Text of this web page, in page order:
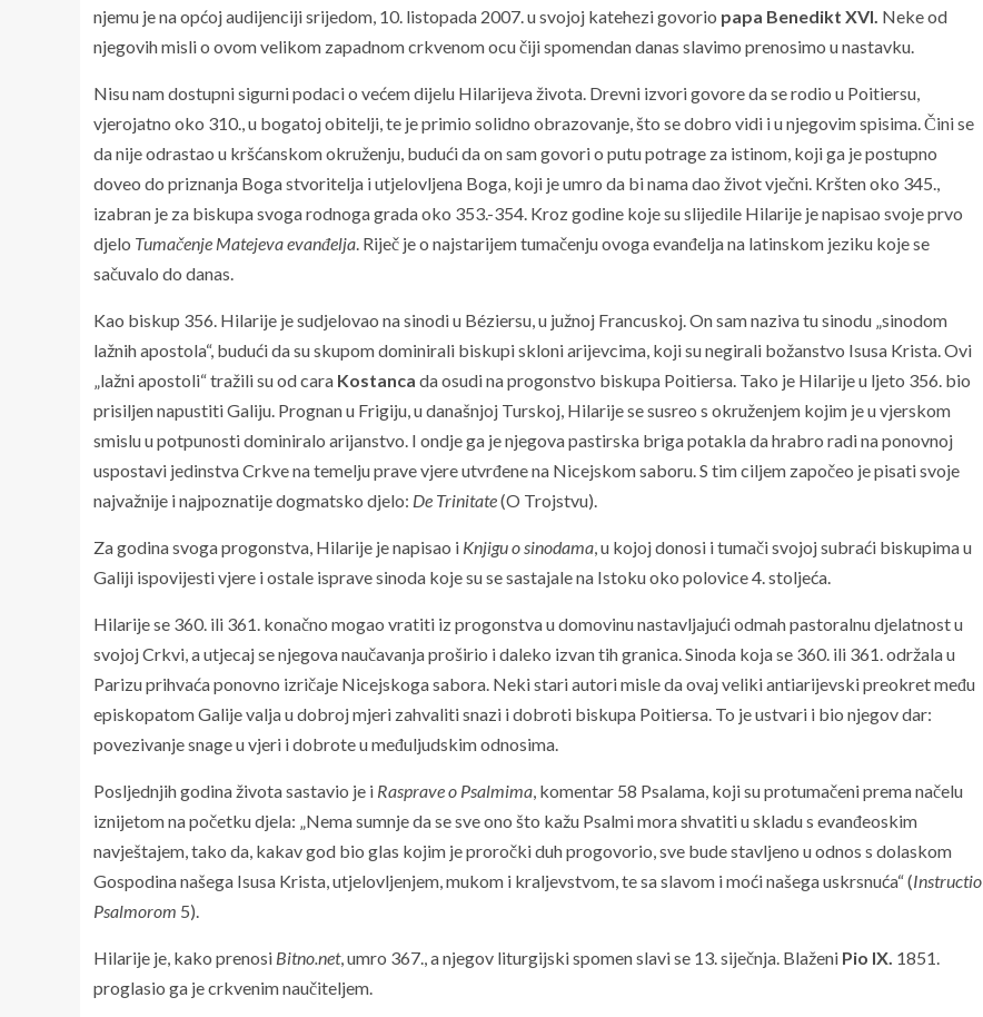
njemu je na općoj audijenciji srijedom, 10. listopada 2007. u svojoj katehezi govorio papa Benedikt XVI. Neke od
njegovih misli o ovom velikom zapadnom crkvenom ocu čiji spomendan danas slavimo prenosimo u nastavku.
Nisu nam dostupni sigurni podaci o većem dijelu Hilarijeva života. Drevni izvori govore da se rodio u Poitiersu,
vjerojatno oko 310., u bogatoj obitelji, te je primio solidno obrazovanje, što se dobro vidi i u njegovim spisima. Čini se
da nije odrastao u kršćanskom okruženju, budući da on sam govori o putu potrage za istinom, koji ga je postupno
doveo do priznanja Boga stvoritelja i utjelovljena Boga, koji je umro da bi nama dao život vječni. Kršten oko 345.,
izabran je za biskupa svoga rodnoga grada oko 353.-354. Kroz godine koje su slijedile Hilarije je napisao svoje prvo
djelo Tumačenje Matejeva evanđelja . Riječ je o najstarijem tumačenju ovoga evanđelja na latinskom jeziku koje se
sačuvalo do danas.
Kao biskup 356. Hilarije je sudjelovao na sinodi u Béziersu, u južnoj Francuskoj. On sam naziva tu sinodu „sinodom
lažnih apostola“, budući da su skupom dominirali biskupi skloni arijevcima, koji su negirali božanstvo Isusa Krista. Ovi
„lažni apostoli“ tražili su od cara Kostanca da osudi na progonstvo biskupa Poitiersa. Tako je Hilarije u ljeto 356. bio
prisiljen napustiti Galiju. Prognan u Frigiju, u današnjoj Turskoj, Hilarije se susreo s okruženjem kojim je u vjerskom
smislu u potpunosti dominiralo arijanstvo. I ondje ga je njegova pastirska briga potakla da hrabro radi na ponovnoj
uspostavi jedinstva Crkve na temelju prave vjere utvrđene na Nicejskom saboru. S tim ciljem započeo je pisati svoje
najvažnije i najpoznatije dogmatsko djelo: De Trinitate(O Trojstvu).
Za godina svoga progonstva, Hilarije je napisao i Knjigu o sinodama , u kojoj donosi i tumači svojoj subraći biskupima u
Galiji ispovijesti vjere i ostale isprave sinoda koje su se sastajale na Istoku oko polovice 4. stoljeća.
Hilarije se 360. ili 361. konačno mogao vratiti iz progonstva u domovinu nastavljajući odmah pastoralnu djelatnost u
svojoj Crkvi, a utjecaj se njegova naučavanja proširio i daleko izvan tih granica. Sinoda koja se 360. ili 361. održala u
Parizu prihvaća ponovno izričaje Nicejskoga sabora. Neki stari autori misle da ovaj veliki antiarijevski preokret među
episkopatom Galije valja u dobroj mjeri zahvaliti snazi i dobroti biskupa Poitiersa. To je ustvari i bio njegov dar:
povezivanje snage u vjeri i dobrote u međuljudskim odnosima.
Posljednjih godina života sastavio je i Rasprave o Psalmima , komentar 58 Psalama, koji su protumačeni prema načelu
iznijetom na početku djela: „Nema sumnje da se sve ono što kažu Psalmi mora shvatiti u skladu s evanđeoskim
navještajem, tako da, kakav god bio glas kojim je proročki duh progovorio, sve bude stavljeno u odnos s dolaskom
Gospodina našega Isusa Krista, utjelovljenjem, mukom i kraljevstvom, te sa slavom i moći našega uskrsnuća“ (Instructio
Psalmorom 5).
Hilarije je, kako prenosi Bitno.net, umro 367., a njegov liturgijski spomen slavi se 13. siječnja. Blaženi Pio IX. 1851.
proglasio ga je crkvenim naučiteljem.